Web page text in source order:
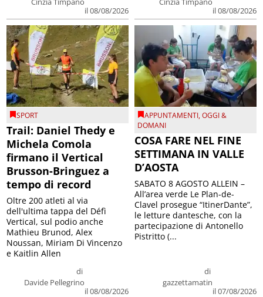
SPORT
Trail: Daniel Thedy e
Michela Comola
firmano il Vertical
Brusson-Bringuez a
tempo di record
Davide Pellegrino
Oltre 200 atleti al via
dell'ultima tappa del Défì
Vertical, sul podio anche
Mathieu Brunod, Alex
Noussan, Miriam Di Vincenzo
e Kaitlin Allen
APPUNTAMENTI,OGGI &
DOMANI
COSA FARE NEL FINE
SETTIMANA IN VALLE
D’AOSTA
gazzettamatin
SABATO 8 AGOSTO ALLEIN –
All’area verde Le Plan-de-
Clavel prosegue “ItinerDante”,
le letture dantesche, con la
partecipazione di Antonello
Pistritto (...